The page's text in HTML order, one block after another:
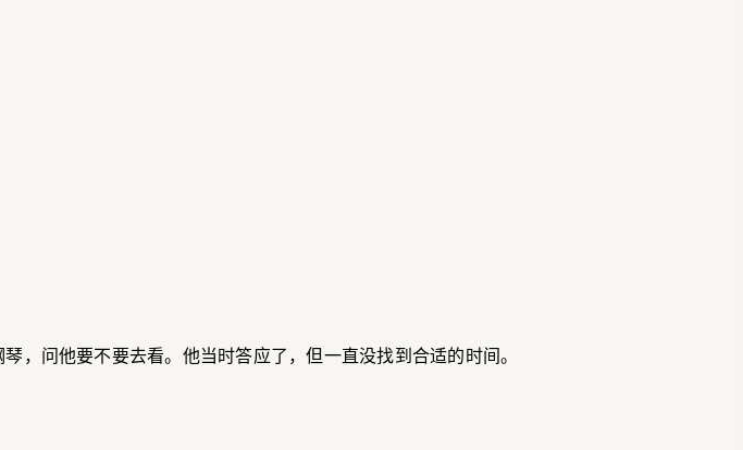
，问他要不要去看。他当时答应了，但一直没找到合适的时间。